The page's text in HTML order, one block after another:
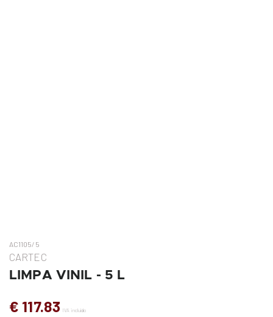
AC1105/5
CARTEC
LIMPA VINIL - 5 L
€ 117.83 IVA incluído